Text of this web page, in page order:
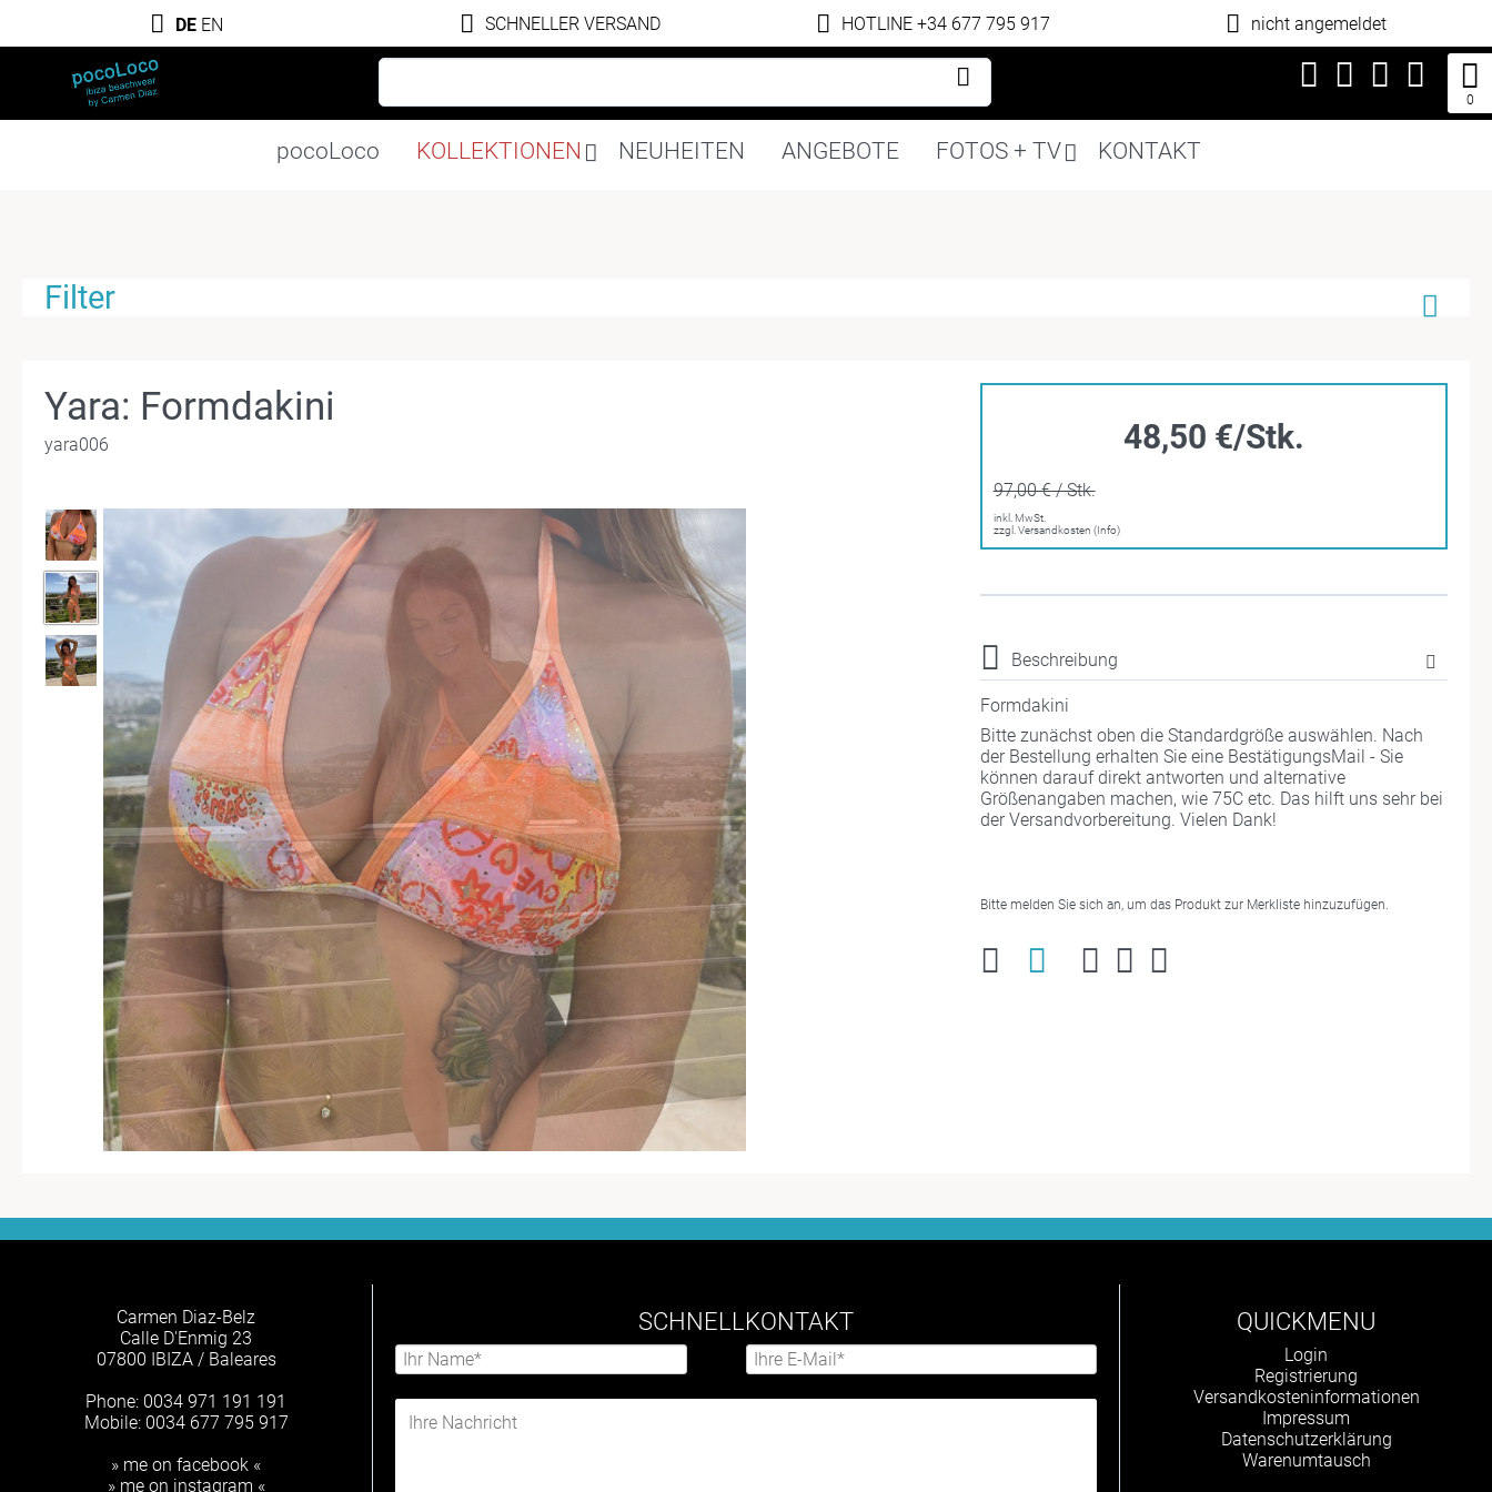
DE EN SCHNELLER VERSAND HOTLINE +34 677 795 917 nicht angemeldet
Navigation
überspringen
pocoLoco KOLLEKTIONEN NEUHEITEN ANGEBOTE FOTOS + TV KONTAKT
0
Filter
Yara: Formdakini
yara006 48,50 €/Stk.
97,00 € / Stk.
inkl. MwSt.
zzgl. Versandkosten (Info)
Beschreibung
Formdakini
Bitte zunächst oben die Standardgröße auswählen. Nach
der Bestellung erhalten Sie eine BestätigungsMail - Sie
können darauf direkt antworten und alternative
Größenangaben machen, wie 75C etc. Das hilft uns sehr bei
der Versandvorbereitung. Vielen Dank!
Bitte melden Sie sich an, um das Produkt zur Merkliste hinzuzufügen.
Carmen Diaz-Belz
Calle D'Enmig 23
07800 IBIZA / Baleares
Phone: 0034 971 191 191
Mobile: 0034 677 795 917
» me on facebook «
» me on instagram «
SCHNELLKONTAKT QUICKMENU
Navigation
überspringen
Login
Registrierung
Versandkosteninformationen
Impressum
Datenschutzerklärung
Warenumtausch